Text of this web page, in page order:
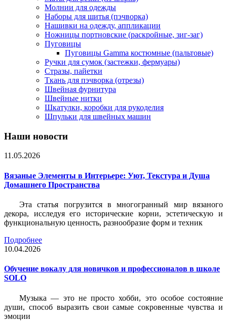
Молнии для одежды
Наборы для шитья (пэчворка)
Нашивки на одежду, аппликации
Ножницы портновские (раскройные, зиг-заг)
Пуговицы
Пуговицы Gamma костюмные (пальтовые)
Ручки для сумок (застежки, фермуары)
Стразы, пайетки
Ткань для пэчворка (отрезы)
Швейная фурнитура
Швейные нитки
Шкатулки, коробки для рукоделия
Шпульки для швейных машин
Наши новости
11.05.2026
Вязаные Элементы в Интерьере: Уют, Текстура и Душа
Домашнего Пространства
Эта статья погрузится в многогранный мир вязаного
декора, исследуя его исторические корни, эстетическую и
функциональную ценность, разнообразие форм и техник
Подробнее
10.04.2026
Обучение вокалу для новичков и профессионалов в школе
SOLO
Музыка — это не просто хобби, это особое состояние
души, способ выразить свои самые сокровенные чувства и
эмоции